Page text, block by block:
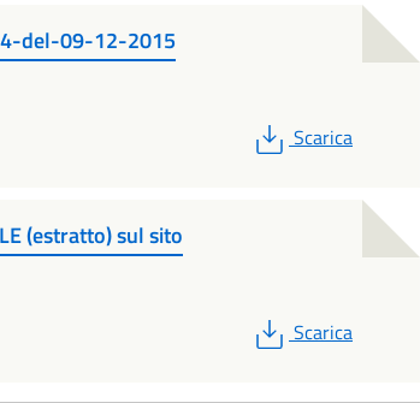
del-09-12-2015
PDF
Scarica
(estratto) sul sito
PDF
Scarica